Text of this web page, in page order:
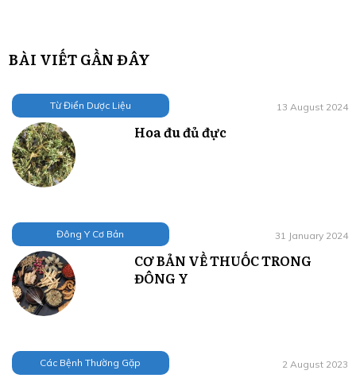
BÀI VIẾT GẦN ĐÂY
Từ Điển Dược Liệu 13 August 2024
Hoa đu đủ đực
Đông Y Cơ Bản 31 January 2024
CƠ BẢN VỀ THUỐC TRONG
ĐÔNG Y
Các Bệnh Thường Gặp 2 August 2023